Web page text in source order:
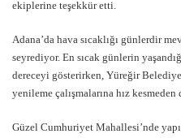
ekiplerine teşekkür etti.
Adana’da hava sıcaklığı günlerdir
seyrediyor. En sıcak günlerin
dereceyi gösterirken, Yüreğir
yenileme çalışmalarına hız
Güzel Cumhuriyet Mahallesi’nde